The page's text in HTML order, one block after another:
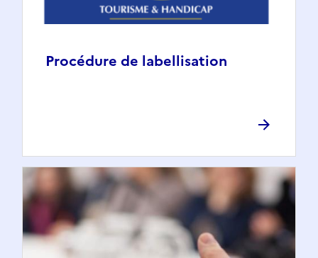
Procédure de labellisation